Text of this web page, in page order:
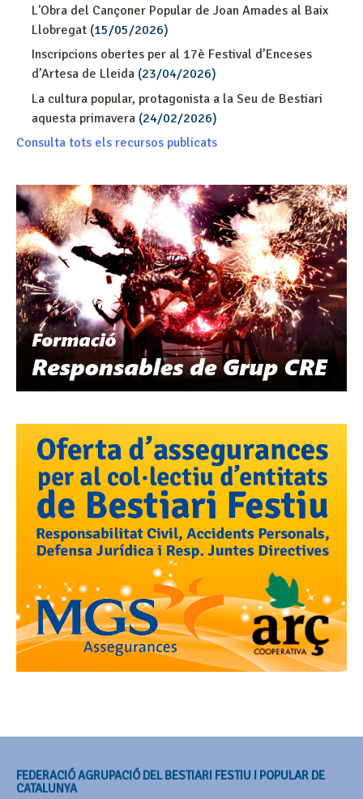
L'Obra del Cançoner Popular de Joan Amades al Baix
Llobregat (15/05/2026)
Inscripcions obertes per al 17è Festival d’Enceses
d’Artesa de Lleida (23/04/2026)
La cultura popular, protagonista a la Seu de Bestiari
aquesta primavera (24/02/2026)
Consulta tots els recursos publicats
FEDERACIÓ AGRUPACIÓ DEL BESTIARI FESTIU I POPULAR DE
CATALUNYA